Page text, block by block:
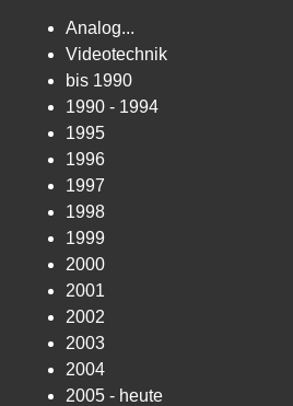
Analog...
Videotechnik
bis 1990
1990 - 1994
1995
1996
1997
1998
1999
2000
2001
2002
2003
2004
2005 - heute